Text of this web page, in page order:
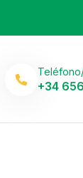
+34